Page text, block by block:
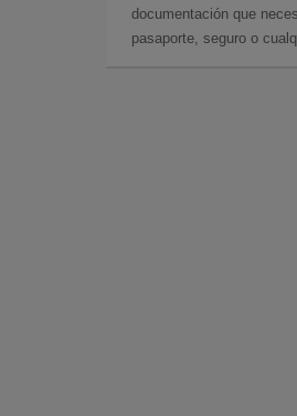
documentación que
pasaporte, seguro o